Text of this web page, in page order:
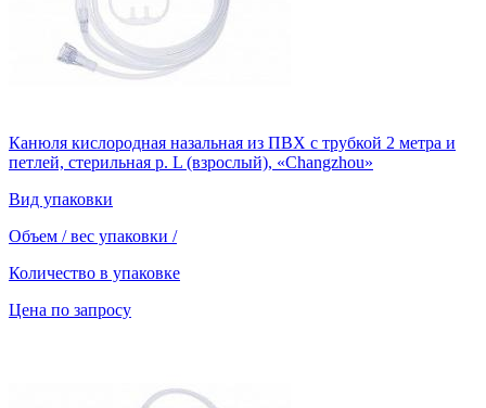
Канюля кислородная назальная из ПВХ с трубкой 2 метра и
петлей, стерильная р. L (взрослый), «Changzhou»
Вид упаковки
Объем / вес упаковки /
Количество в упаковке
Цена по запросу